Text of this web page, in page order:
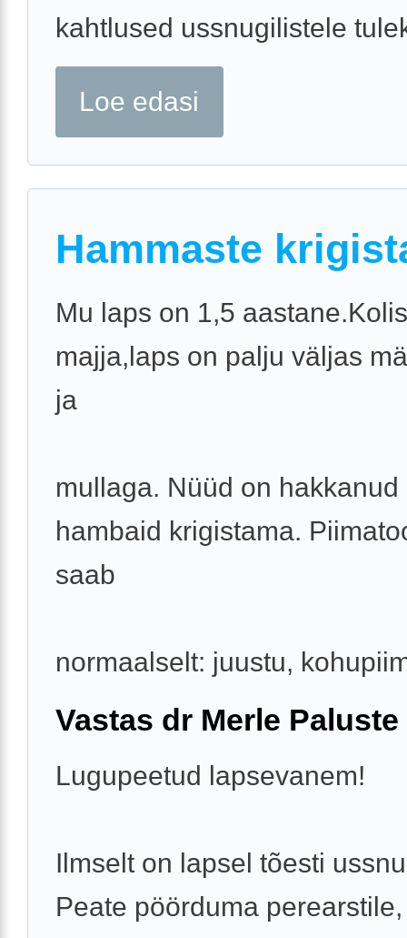
kahtlused ussnugilistele
Loe edasi
Hammaste
Mu laps on 1,5
majja,laps on palju väljas
ja
mullaga. Nüüd on hakkanud
hambaid krigistama.
saab
normaalselt: juustu,
Vastas dr Merle Paluste
Lugupeetud lapsevanem!
Ilmselt on lapsel tõesti
Peate pöörduma